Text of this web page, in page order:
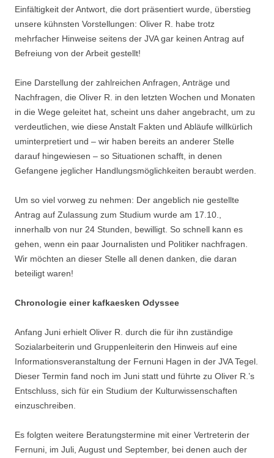
Einfältigkeit der Antwort, die dort präsentiert wurde, überstieg
unsere kühnsten Vorstellungen: Oliver R. habe trotz
mehrfacher Hinweise seitens der JVA gar keinen Antrag auf
Befreiung von der Arbeit gestellt!
Eine Darstellung der zahlreichen Anfragen, Anträge und
Nachfragen, die Oliver R. in den letzten Wochen und Monaten
in die Wege geleitet hat, scheint uns daher angebracht, um zu
verdeutlichen, wie diese Anstalt Fakten und Abläufe willkürlich
uminterpretiert und – wir haben bereits an anderer Stelle
darauf hingewiesen – so Situationen schafft, in denen
Gefangene jeglicher Handlungsmöglichkeiten beraubt werden.
Um so viel vorweg zu nehmen: Der angeblich nie gestellte
Antrag auf Zulassung zum Studium wurde am 17.10.,
innerhalb von nur 24 Stunden, bewilligt. So schnell kann es
gehen, wenn ein paar Journalisten und Politiker nachfragen.
Wir möchten an dieser Stelle all denen danken, die daran
beteiligt waren!
Chronologie einer kafkaesken Odyssee
Anfang Juni erhielt Oliver R. durch die für ihn zuständige
Sozialarbeiterin und Gruppenleiterin den Hinweis auf eine
Informationsveranstaltung der Fernuni Hagen in der JVA Tegel.
Dieser Termin fand noch im Juni statt und führte zu Oliver R.’s
Entschluss, sich für ein Studium der Kulturwissenschaften
einzuschreiben.
Es folgten weitere Beratungstermine mit einer Vertreterin der
Fernuni, im Juli, August und September, bei denen auch der